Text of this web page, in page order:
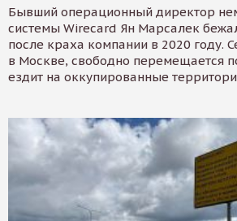
Бывший операционный директор
системы Wirecard Ян Марсалек
после краха компании в 2020 году.
в Москве, свободно перемещается
ездит на оккупированные